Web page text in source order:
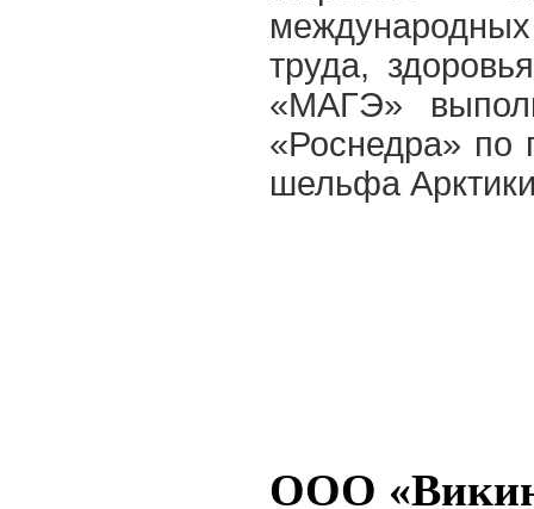
международных
труда,
«МАГЭ»
«Роснедра» по
шельфа
ООО